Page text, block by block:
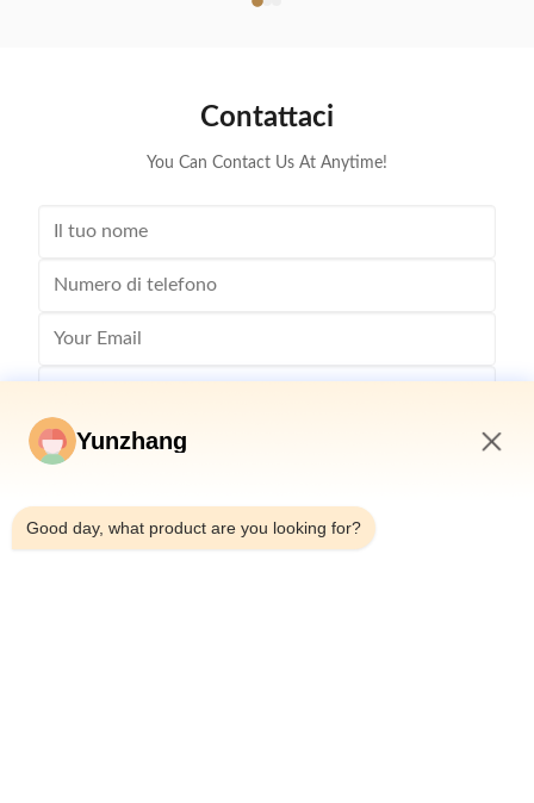
Contattaci
You Can Contact Us At Anytime!
Yunzhang
Good day, what product are you looking for?